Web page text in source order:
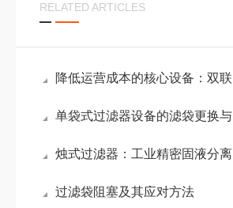
RELATED ARTICLES
降低运营成本的核心设备：双联袋式过滤器应用详解
单袋式过滤器设备的滤袋更换与清洁方法说明
烛式过滤器：工业精密固液分离过滤设备解析
过滤袋阻塞及其应对方法